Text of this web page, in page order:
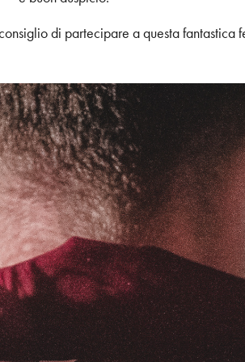
di partecipare a questa fantastica